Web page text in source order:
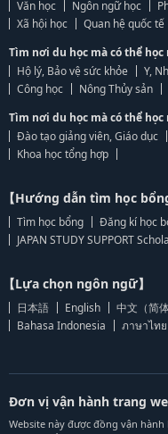
Văn học
Ngôn ngữ học
Xã hội học
Quan hệ quốc tế
Tìm nơi du học mà có thể
Hộ lý, Bảo vệ sức khỏe
Y,
Công học
Nông Thủy sản
Tìm nơi du học mà có thể
Đào tạo giảng viên, Giáo dục
Khoa học tổng hợp
【Hướng dẫn tìm học bổng
Tìm học bổng
Đăng kí học
JAPAN STUDY SUPPORT
【Lựa chọn ngôn ngữ】
日本語 English 中文（简体
Bahasa Indonesia
ภาษาไทย
Đơn vị vận hành trang
Website này được đồng vận hành